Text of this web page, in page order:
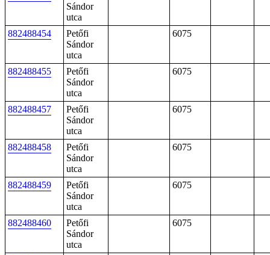
Sándor
utca
882488454
Petőfi
Sándor
utca
6075
882488455
Petőfi
Sándor
utca
6075
882488457
Petőfi
Sándor
utca
6075
882488458
Petőfi
Sándor
utca
6075
882488459
Petőfi
Sándor
utca
6075
882488460
Petőfi
Sándor
utca
6075